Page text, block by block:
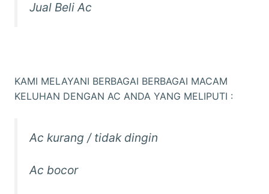
Jual Beli Ac
KAMI MELAYANI BERBAGAI BERBAGAI MACAM
KELUHAN DENGAN AC ANDA YANG MELIPUTI :
Ac kurang / tidak dingin
Ac bocor